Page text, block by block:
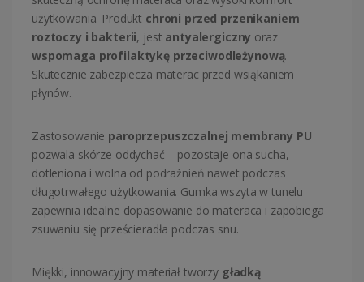
użytkowania. Produkt chroni przed przenikaniem
roztoczy i bakterii, jest antyalergiczny oraz
wspomaga profilaktykę przeciwodleżynową.
Skutecznie zabezpiecza materac przed wsiąkaniem
płynów.
Zastosowanie paroprzepuszczalnej membrany PU
pozwala skórze oddychać – pozostaje ona sucha,
dotleniona i wolna od podrażnień nawet podczas
długotrwałego użytkowania. Gumka wszyta w tunelu
zapewnia idealne dopasowanie do materaca i zapobiega
zsuwaniu się prześcieradła podczas snu.
Miękki, innowacyjny materiał tworzy gładką